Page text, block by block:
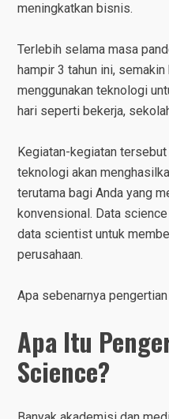
meningkatkan bisnis.
Terlebih selama masa
hampir 3 tahun ini,
menggunakan teknologi
hari seperti bekerja,
Kegiatan-kegiatan
teknologi akan
terutama bagi Anda yang
konvensional. Data
data scientist untuk
perusahaan.
Apa sebenarnya
Apa Itu
Science?